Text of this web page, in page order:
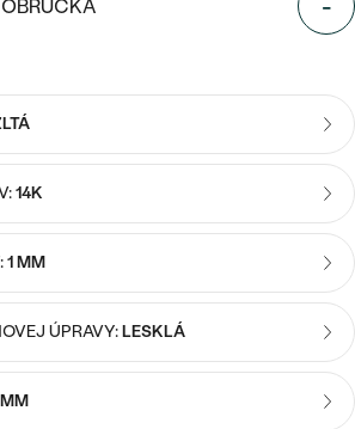
kolekcia
DRAHOKAMU
PREZRIEŤ
14K
1 MM
ÚPRAVY:LESKLÁ